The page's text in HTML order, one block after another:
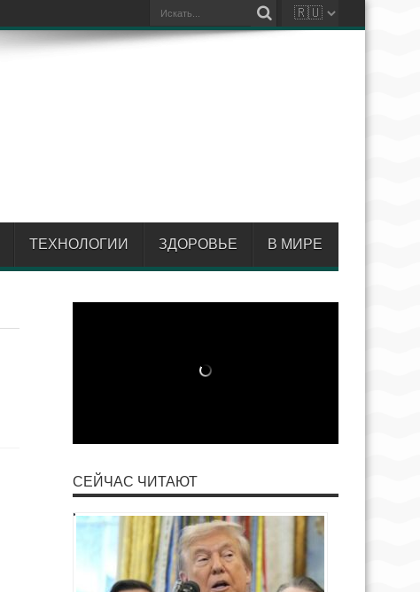
ТЕХНОЛОГИИ ЗДОРОВЬЕ В МИРЕ
СЕЙЧАС ЧИТАЮТ